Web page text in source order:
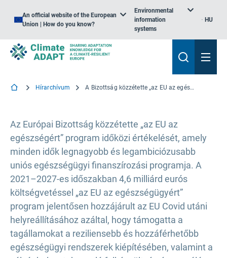
An official website of the European
Union | How do you know?
Environmental
information
systems
HU
Hírarchívum A Bizottság közzétette „az EU az egészségért” program időközi értékelését
Az Európai Bizottság közzétette „az EU az
egészségért” program időközi értékelését, amely
minden idők legnagyobb és legambiciózusabb
uniós egészségügyi finanszírozási programja. A
2021–2027-es időszakban 4,6 milliárd eurós
költségvetéssel „az EU az egészségügyért”
program jelentősen hozzájárult az EU Covid utáni
helyreállításához azáltal, hogy támogatta a
tagállamokat a reziliensebb és hozzáférhetőbb
egészségügyi rendszerek kiépítésében, valamint a